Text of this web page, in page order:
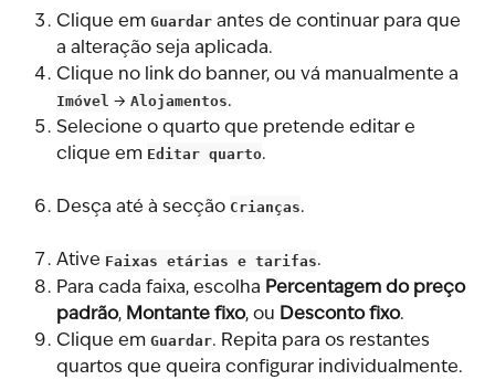
Clique em Guardar antes de continuar para que
a alteração seja aplicada.
Clique no link do banner, ou vá manualmente a
Imóvel → Alojamentos.
Selecione o quarto que pretende editar e
clique em Editar quarto.
Desça até à secção Crianças.
Ative Faixas etárias e tarifas.
Para cada faixa, escolha Percentagem do preço
padrão, Montante fixo, ou Desconto fixo.
Clique em Guardar. Repita para os restantes
quartos que queira configurar individualmente.